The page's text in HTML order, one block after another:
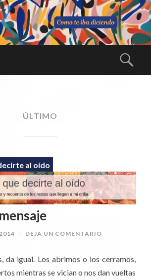
C
A
N
D
O
Una larga
ÚLTIMO
al oído
/ DEJA UN COMENTARIO
da igual. Los abrimos o los cerramos,
mientras se vician o nos dan vueltas